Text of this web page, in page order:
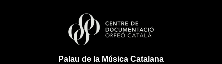
Palau de la Música Catalana